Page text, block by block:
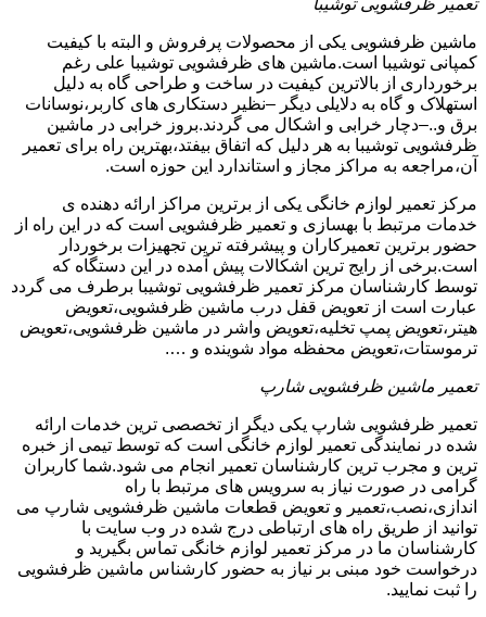
تعمیر ظرفشویی توشیبا
ماشین ظرفشویی یکی از محصولات پرفروش و البته با کیفیت
کمپانی توشیبا است.ماشین های ظرفشویی توشیبا علی رغم
برخورداری از بالاترین کیفیت در ساخت و طراحی گاه به دلیل
استهلاک و گاه به دلایلی دیگر –نظیر دستکاری های کاربر،نوسانات
برق و..–دچار خرابی و اشکال می گردند.بروز خرابی در ماشین
ظرفشویی توشیبا به هر دلیل که اتفاق بیفتد،بهترین راه برای تعمیر
آن،مراجعه به مراکز مجاز و استاندارد این حوزه است.
مرکز تعمیر لوازم خانگی یکی از برترین مراکز ارائه دهنده ی
خدمات مرتبط با بهسازی و تعمیر ظرفشویی است که در این راه از
حضور برترین تعمیرکاران و پیشرفته ترین تجهیزات برخوردار
است.برخی از رایج ترین اشکالات پیش آمده در این دستگاه که
توسط کارشناسان مرکز تعمیر ظرفشویی توشیبا برطرف می گردد
عبارت است از تعویض قفل درب ماشین ظرفشویی،تعویض
هیتر،تعویض پمپ تخلیه،تعویض واشر در ماشین ظرفشویی،تعویض
ترموستات،تعویض محفظه مواد شوینده و ….
تعمیر ماشین ظرفشویی شارپ
تعمیر ظرفشویی شارپ یکی دیگر از تخصصی ترین خدمات ارائه
شده در نمایندگی تعمیر لوازم خانگی است که توسط تیمی از خبره
ترین و مجرب ترین کارشناسان تعمیر انجام می شود.شما کاربران
گرامی در صورت نیاز به سرویس های مرتبط با راه
اندازی،نصب،تعمیر و تعویض قطعات ماشین ظرفشویی شارپ می
توانید از طریق راه های ارتباطی درج شده در وب سایت با
کارشناسان ما در مرکز تعمیر لوازم خانگی تماس بگیرید و
درخواست خود مبنی بر نیاز به حضور کارشناس ماشین ظرفشویی
را ثبت نمایید.